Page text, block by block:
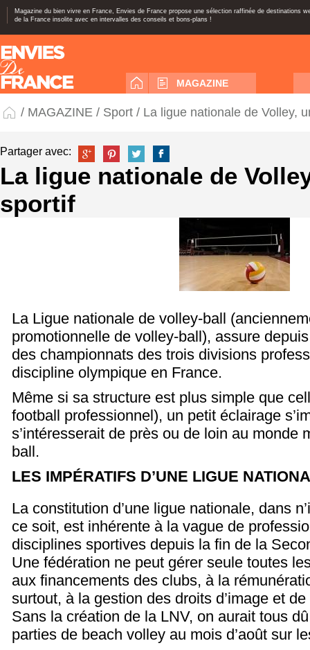
Magazine du bien vivre en France, Envies de France propose une sélection raffinée de destinations
de la France insolite avec en intervalles des conseils et bons-plans !
MAGAZINE
/ MAGAZINE / Sport / La ligue nationale de Volley,
Partager avec:
La ligue nationale de
sportif
La Ligue nationale de volley-ball
promotionnelle de volley-ball), assure
des championnats des trois divisions
discipline olympique en France.
Même si sa structure est plus simple que
football professionnel), un petit éclairage
s’intéresserait de près ou de loin au monde
ball.
LES IMPÉRATIFS D’UNE LIGUE
La constitution d’une ligue nationale, dans
ce soit, est inhérente à la vague de
disciplines sportives depuis la fin de la
Une fédération ne peut gérer seule toutes
aux financements des clubs, à la
surtout, à la gestion des droits d’image et
Sans la création de la LNV, on aurait tous
parties de beach volley au mois d’août sur